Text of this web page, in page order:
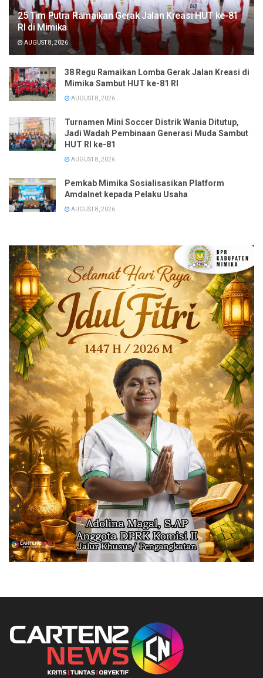
25 Tim Putra Ramaikan Gerak Jalan Kreasi HUT ke-81
RI di Mimika
AUGUST 8, 2026
38 Regu Ramaikan Lomba Gerak Jalan Kreasi di
Mimika Sambut HUT ke-81 RI
AUGUST 8, 2026
Turnamen Mini Soccer Distrik Wania Ditutup,
Jadi Wadah Pembinaan Generasi Muda Sambut
HUT RI ke-81
AUGUST 8, 2026
Pemkab Mimika Sosialisasikan Platform
Amdalnet kepada Pelaku Usaha
AUGUST 8, 2026